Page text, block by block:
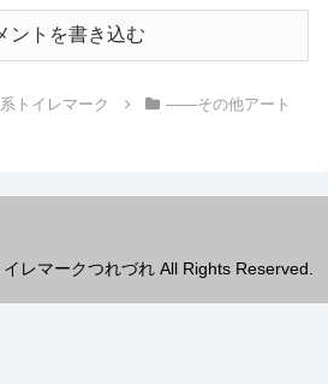
ントを書き込む
トイレマーク ――その他アート
レマークつれづれ All Rights Reserved.